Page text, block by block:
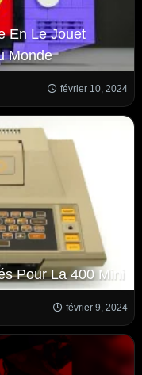
En Le Jouet
Monde
février 10, 2024
Pour La 400 Mini
février 9, 2024